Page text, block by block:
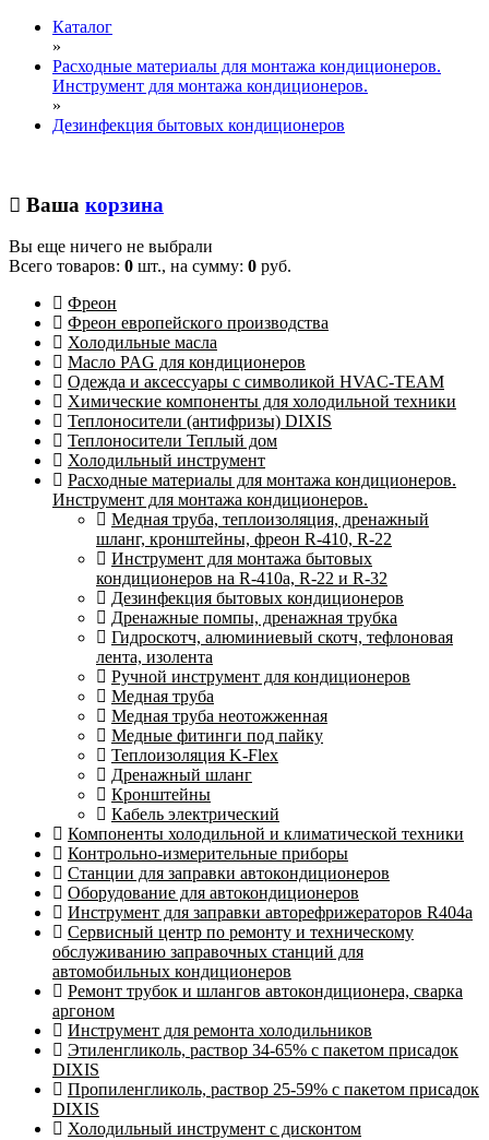
Каталог
»
Расходные материалы для монтажа кондиционеров.
Инструмент для монтажа кондиционеров.
»
Дезинфекция бытовых кондиционеров
Ваша корзина
Вы еще ничего не выбрали
Всего товаров: 0 шт., на сумму: 0 руб.
Фреон
Фреон европейского производства
Холодильные масла
Масло PAG для кондиционеров
Одежда и аксессуары с символикой HVAC-TEAM
Химические компоненты для холодильной техники
Теплоносители (антифризы) DIXIS
Теплоносители Теплый дом
Холодильный инструмент
Расходные материалы для монтажа кондиционеров.
Инструмент для монтажа кондиционеров.
Медная труба, теплоизоляция, дренажный
шланг, кронштейны, фреон R-410, R-22
Инструмент для монтажа бытовых
кондиционеров на R-410а, R-22 и R-32
Дезинфекция бытовых кондиционеров
Дренажные помпы, дренажная трубка
Гидроскотч, алюминиевый скотч, тефлоновая
лента, изолента
Ручной инструмент для кондиционеров
Медная труба
Медная труба неотожженная
Медные фитинги под пайку
Теплоизоляция K-Flex
Дренажный шланг
Кронштейны
Кабель электрический
Компоненты холодильной и климатической техники
Контрольно-измерительные приборы
Станции для заправки автокондиционеров
Оборудование для автокондиционеров
Инструмент для заправки авторефрижераторов R404a
Сервисный центр по ремонту и техническому
обслуживанию заправочных станций для
автомобильных кондиционеров
Ремонт трубок и шлангов автокондиционера, сварка
аргоном
Инструмент для ремонта холодильников
Этиленгликоль, раствор 34-65% с пакетом присадок
DIXIS
Пропиленгликоль, раствор 25-59% с пакетом присадок
DIXIS
Холодильный инструмент с дисконтом